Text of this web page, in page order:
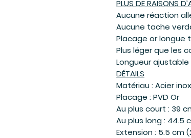
PLUS DE RAISONS
Aucune réaction
Aucune tache
Placage or longue
Plus léger que les
Longueur
DÉTAILS
Matériau : Acier
Placage : PVD Or
Au plus court : 39
Au plus long : 44.5
Extension : 5.5 cm